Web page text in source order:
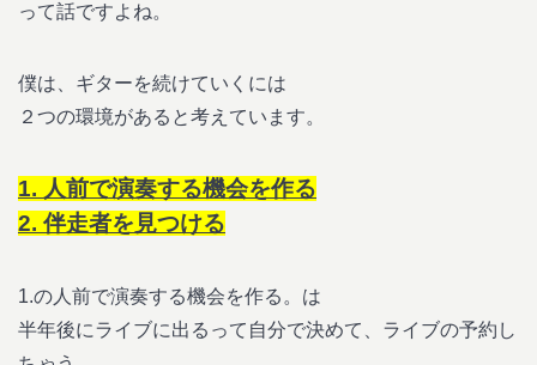
って話ですよね。
僕は、ギターを続けていくには
２つの環境があると考えています。
1. 人前で演奏する機会を作る
2. 伴走者を見つける
1.の人前で演奏する機会を作る。は
半年後にライブに出るって自分で決めて、ライブの予約し